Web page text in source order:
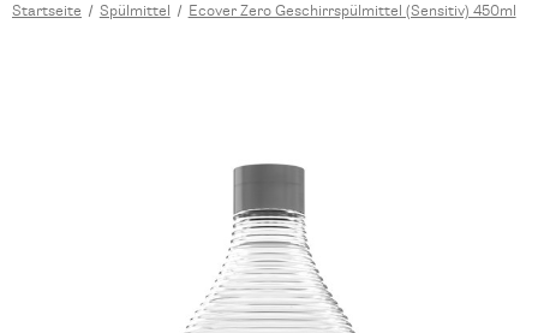
Startseite Spülmittel Ecover Zero Geschirrspülmittel (Sensitiv) 450ml